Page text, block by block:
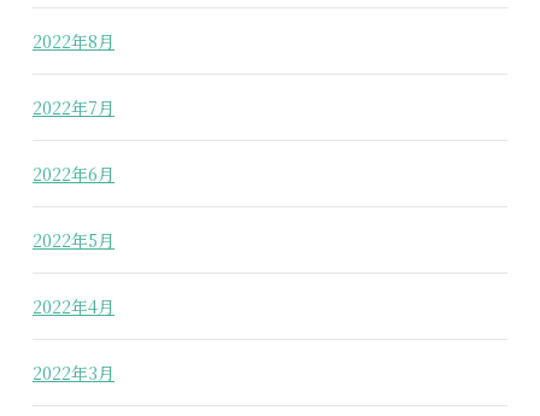
2022年8月
2022年7月
2022年6月
2022年5月
2022年4月
2022年3月